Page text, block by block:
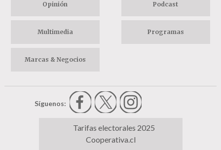
Opinión Podcast
Multimedia Programas
Marcas & Negocios
Síguenos:
Tarifas electorales 2025
Cooperativa.cl